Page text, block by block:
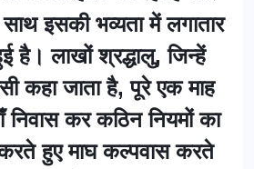
इसकी भव्यता में लगातार
है। लाखों श्रद्धालु, जिन्हें
कहा जाता है, पूरे एक माह
कर कठिन नियमों का
हुए माघ कल्पवास करते